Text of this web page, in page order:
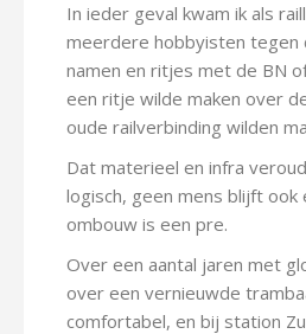
In ieder geval kwam ik als
meerdere hobbyisten tegen
namen en ritjes met de BN
een ritje wilde maken over
oude railverbinding wilden
Dat materieel en infra
logisch, geen mens blijft ook
ombouw is een pre.
Over een aantal jaren met
over een vernieuwde
comfortabel, en bij station